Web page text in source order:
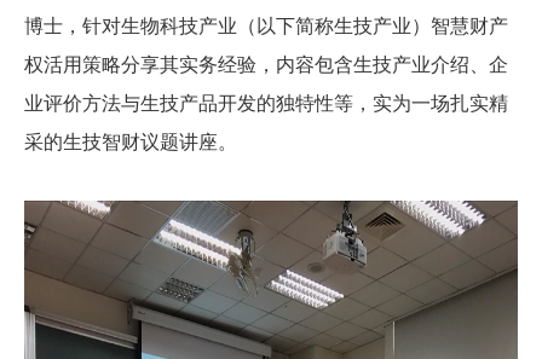
博士，针对生物科技产业（以下简称生技产业）智慧财产
权活用策略分享其实务经验，内容包含生技产业介绍、企
业评价方法与生技产品开发的独特性等，实为一场扎实精
采的生技智财议题讲座。